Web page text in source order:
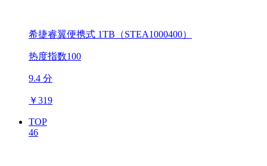
希捷睿翼便携式 1TB（STEA1000400）
热度指数100
9.4 分
￥319
TOP
46